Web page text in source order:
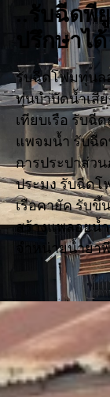
..รับฉีด
ปรึกษาไ
รับฉีดโฟมทุ่นล
ทุ่นบำบัดน้ำเสี
เทียบเรือ รับฉี
แพจมน้ำ รับฉี
การประปาส่ว
ประมง รับฉีดโ
เรือคายัค รับขึ้
สร้างแพลอยน้
จำหน่ายน้ำยา